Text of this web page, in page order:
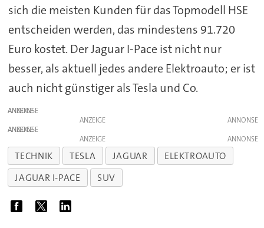
sich die meisten Kunden für das Topmodell HSE
entscheiden werden, das mindestens 91.720
Euro kostet. Der Jaguar I-Pace ist nicht nur
besser, als aktuell jedes andere Elektroauto; er ist
auch nicht günstiger als Tesla und Co.
ANZEIGE
ANZEIGE
ANZEIGE
ANZEIGE
TECHNIK TESLA JAGUAR
ELEKTROAUTO
JAGUAR I-PACE
SUV